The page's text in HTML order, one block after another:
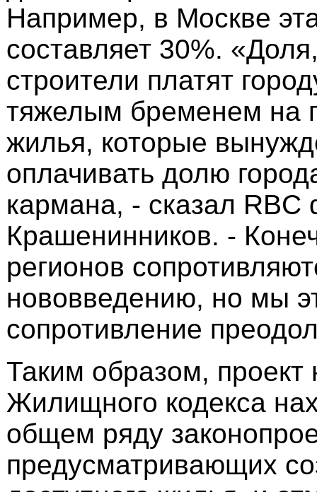
Например, в Москве
составляет 30%.
строители платят
тяжелым бременем на
жилья, которые
оплачивать долю
кармана, - сказал RBC
Крашенинников. -
регионов
нововведению, но мы
сопротивление
Таким образом, проект
Жилищного кодекса
общем ряду
предусматривающих